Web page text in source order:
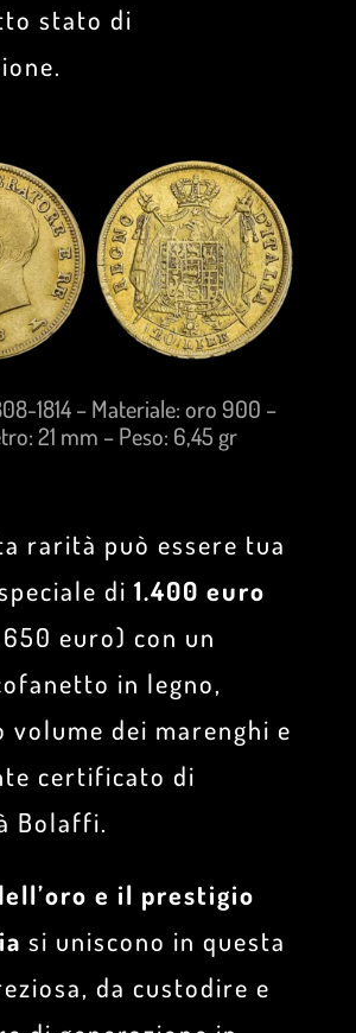
stato di
1814 – Materiale: oro 900 –
21 mm – Peso: 6,45 gr
rarità può essere tua
di 1.400 euro
euro) con un
in legno,
volume dei marenghi e
certificato di
Bolaffi.
e il prestigio
si uniscono in questa
da custodire e